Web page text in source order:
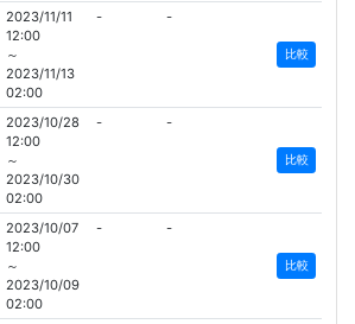
2023/11/11
12:00
～
2023/11/13
02:00
- -
比較
2023/10/28
12:00
～
2023/10/30
02:00
- -
比較
2023/10/07
12:00
～
2023/10/09
02:00
- -
比較